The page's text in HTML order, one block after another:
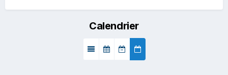
Calendrier